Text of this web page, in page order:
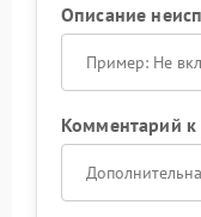
Описание
Комментарий к